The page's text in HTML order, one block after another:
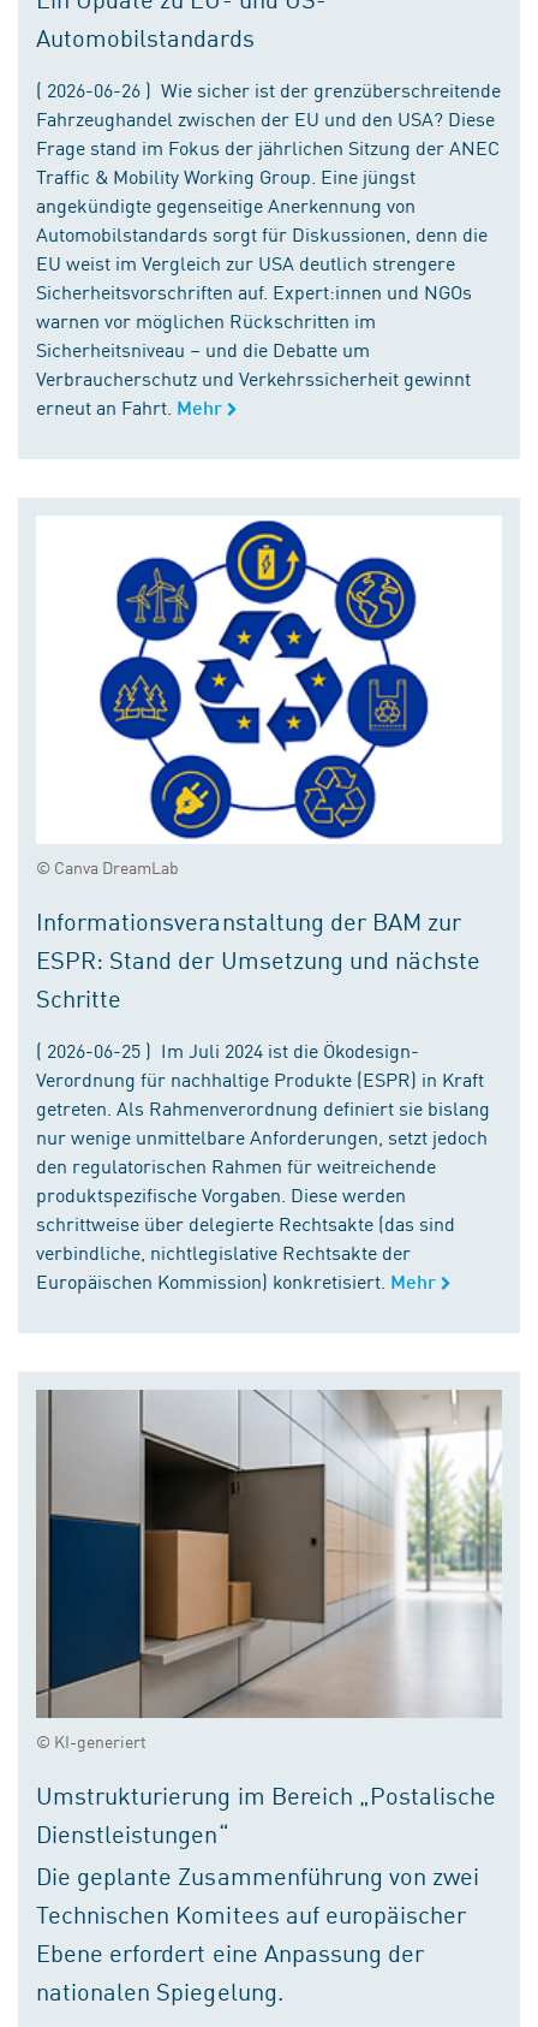
Automobilstandards
( 2026-06-26 ) Wie sicher ist der grenzüberschreitende
Fahrzeughandel zwischen der EU und den USA? Diese
Frage stand im Fokus der jährlichen Sitzung der ANEC
Traffic & Mobility Working Group. Eine jüngst
angekündigte gegenseitige Anerkennung von
Automobilstandards sorgt für Diskussionen, denn die
EU weist im Vergleich zur USA deutlich strengere
Sicherheitsvorschriften auf. Expert:innen und NGOs
warnen vor möglichen Rückschritten im
Sicherheitsniveau – und die Debatte um
Verbraucherschutz und Verkehrssicherheit gewinnt
erneut an Fahrt. Mehr
© Canva DreamLab
Informationsveranstaltung der BAM zur
ESPR: Stand der Umsetzung und nächste
Schritte
( 2026-06-25 ) Im Juli 2024 ist die Ökodesign-
Verordnung für nachhaltige Produkte (ESPR) in Kraft
getreten. Als Rahmenverordnung definiert sie bislang
nur wenige unmittelbare Anforderungen, setzt jedoch
den regulatorischen Rahmen für weitreichende
produktspezifische Vorgaben. Diese werden
schrittweise über delegierte Rechtsakte (das sind
verbindliche, nichtlegislative Rechtsakte der
Europäischen Kommission) konkretisiert. Mehr
© KI-generiert
Umstrukturierung im Bereich „Postalische
Dienstleistungen“
Die geplante Zusammenführung von zwei
Technischen Komitees auf europäischer
Ebene erfordert eine Anpassung der
nationalen Spiegelung.